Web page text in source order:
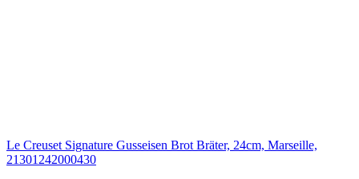
Le Creuset Signature Gusseisen Brot Bräter, 24cm, Marseille,
21301242000430